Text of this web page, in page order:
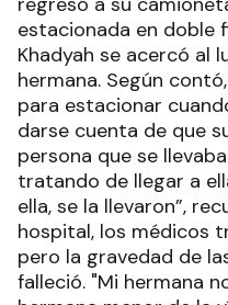
estacionada en doble
Khadyah se acercó al
hermana. Según
para estacionar
darse cuenta de que
persona que se
tratando de llegar a
ella, se la llevaron”,
hospital, los médicos
pero la gravedad de
falleció. "Mi hermana